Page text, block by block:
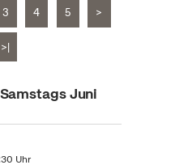
3 4 5 >
>|
Juni
Uhr